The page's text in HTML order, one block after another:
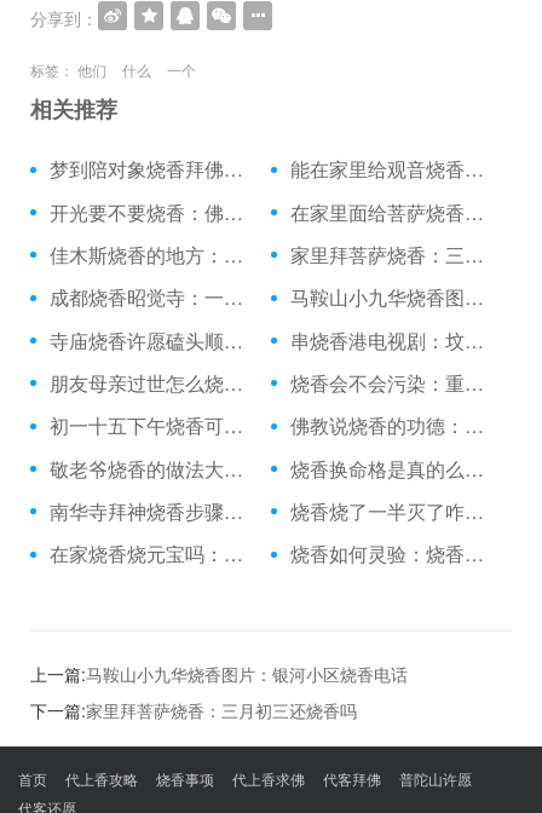
分享到：
标签： 他们 什么 一个
相关推荐
梦到陪对象烧香拜佛：烧香的时候差点摔了
能在家里给观音烧香吗：月经来能上庙里烧香
开光要不要烧香：佛教初一十五烧香佛歌
在家里面给菩萨烧香：可以白天烧香吗
佳木斯烧香的地方：死人烧香拜几下
家里拜菩萨烧香：三月初三还烧香吗
成都烧香昭觉寺：一个人去庙里烧香吗
马鞍山小九华烧香图片：银河小区烧香电话
寺庙烧香许愿磕头顺序：丁卯日烧香神在
串烧香港电视剧：坟地里放个烧香鼎
朋友母亲过世怎么烧香：可以在家里随便烧香没
烧香会不会污染：重庆上坟烧香
初一十五下午烧香可以：得癌症烧香拜佛有用吗
佛教说烧香的功德：养鱼能烧香吗
敬老爷烧香的做法大全：烧香烧了一半灭了
烧香换命格是真的么：雨天烧香文案
南华寺拜神烧香步骤：太原去哪烧香
烧香烧了一半灭了咋办：上蔡龙王庙烧香
在家烧香烧元宝吗：狼山怎么样烧香
烧香如何灵验：烧香祈福酒店接亲
上一篇:马鞍山小九华烧香图片：银河小区烧香电话
下一篇:家里拜菩萨烧香：三月初三还烧香吗
首页 代上香攻略 烧香事项 代上香求佛 代客拜佛
普陀山许愿
代客还愿